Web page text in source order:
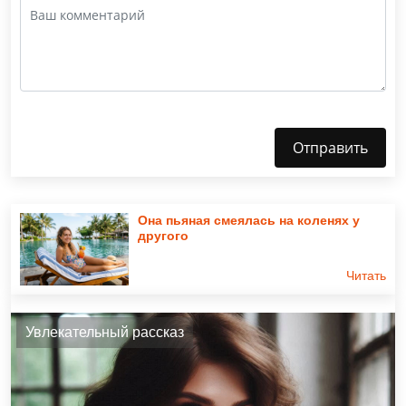
Отправить
Она пьяная смеялась на коленях у
другого
Читать
Увлекательный рассказ